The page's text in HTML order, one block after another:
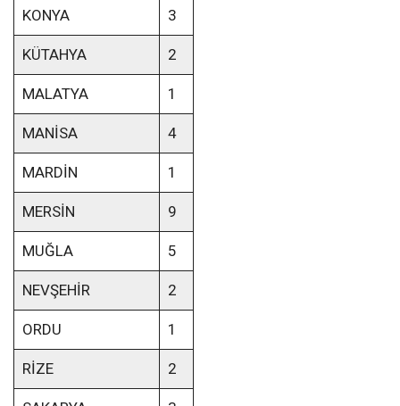
KONYA 3
KÜTAHYA 2
MALATYA 1
MANİSA 4
MARDİN 1
MERSİN 9
MUĞLA 5
NEVŞEHİR 2
ORDU 1
RİZE 2